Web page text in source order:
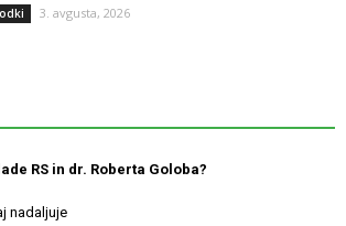
3. avgusta, 2026
RS in dr. Roberta Goloba?
nadaljuje